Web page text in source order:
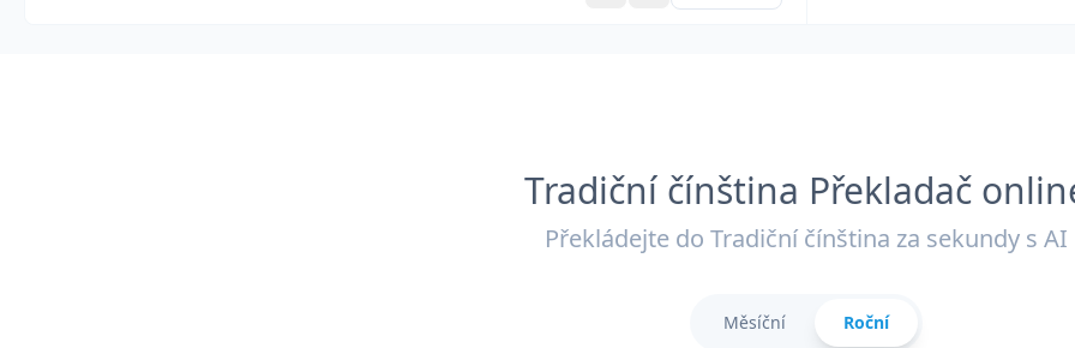
Tradiční čínština Překladač
Překládejte do Tradiční čínština za sekundy s AI
Měsíční Roční